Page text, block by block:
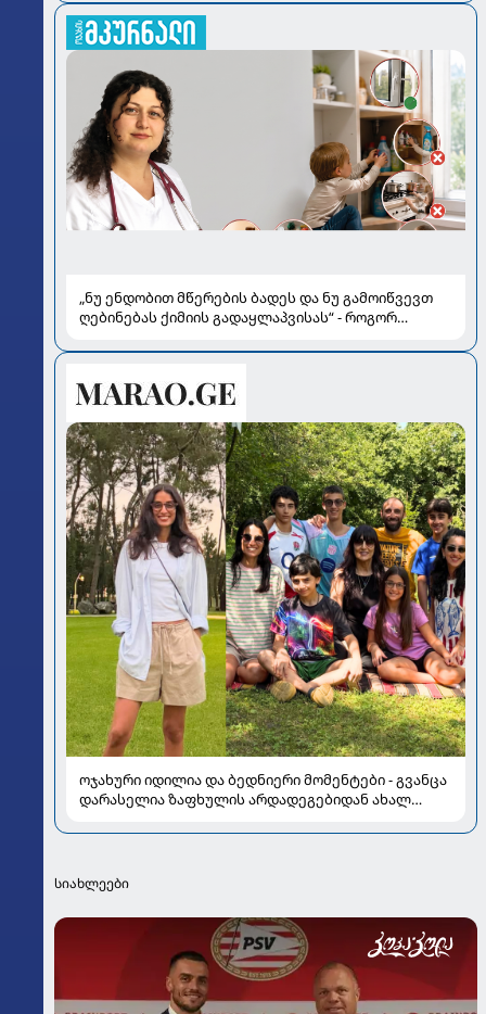
„ნუ ენდობით მწერების ბადეს და ნუ გამოიწვევთ
ღებინებას ქიმიის გადაყლაპვისას“ - როგორ
სალომე ახვლედიანის რჩევები
ოჯახური იდილია და ბედნიერი მომენტები - გვანცა
დარასელია ზაფხულის არდადეგებიდან ახალ
სიახლეები